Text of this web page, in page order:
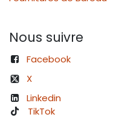
Nous suivre
Facebook
X
Linkedin
TikTok